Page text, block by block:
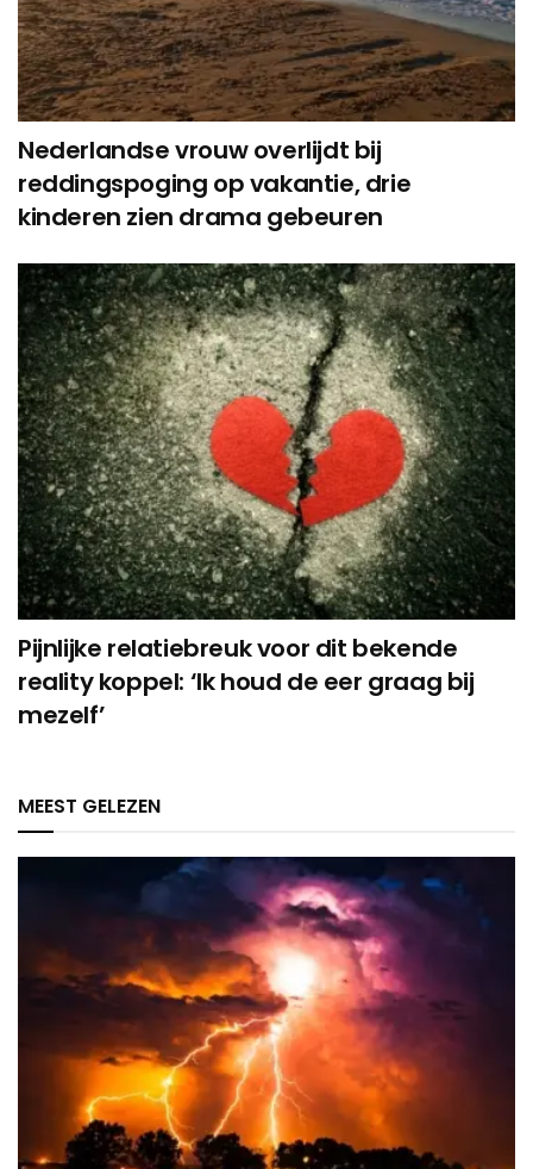
Nederlandse vrouw overlijdt bij
reddingspoging op vakantie, drie
kinderen zien drama gebeuren
Pijnlijke relatiebreuk voor dit bekende
reality koppel: ‘Ik houd de eer graag bij
mezelf’
MEEST GELEZEN